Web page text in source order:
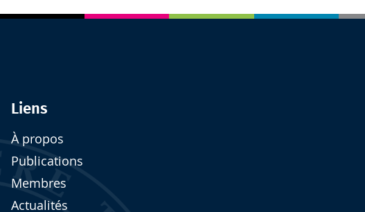
Liens
À propos
Publications
Membres
Actualités